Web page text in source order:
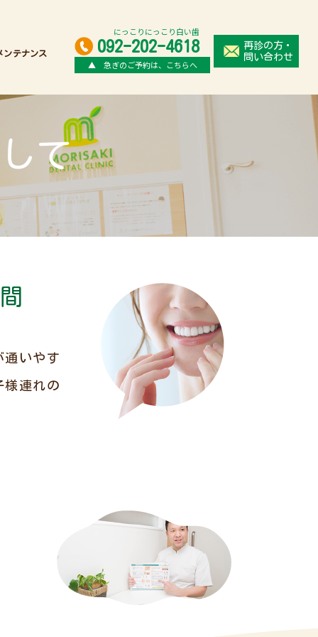
ンテナンス
にっこりにっこり白い歯
092-202-4618
▲ 急ぎのご予約は、こちらへ
再診の方・
問い合わせ
て
通いやす
様連れの